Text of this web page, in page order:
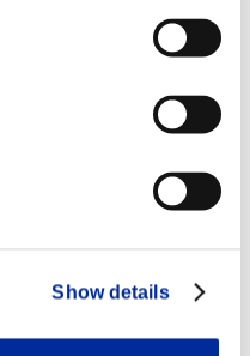
Show details